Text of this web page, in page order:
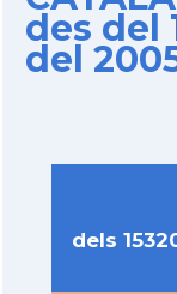
des del
del
dels